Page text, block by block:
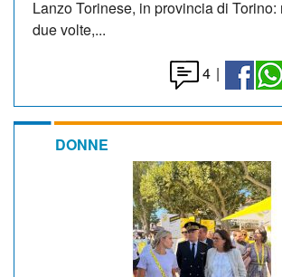
Lanzo Torinese, in provincia di Torino:
due volte,...
4 |
DONNE